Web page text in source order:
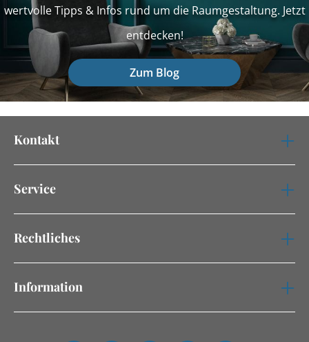
wertvolle Tipps & Infos rund um die Raumgestaltung. Jetzt
entdecken!
Zum Blog
Kontakt
Service
Rechtliches
Information